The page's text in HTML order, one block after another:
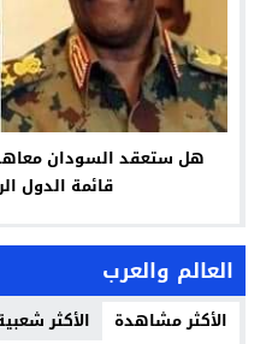
هل ستعقد السودان
قائمة الدول
العالم والعرب
الأكثر مشاهدة الأكثر